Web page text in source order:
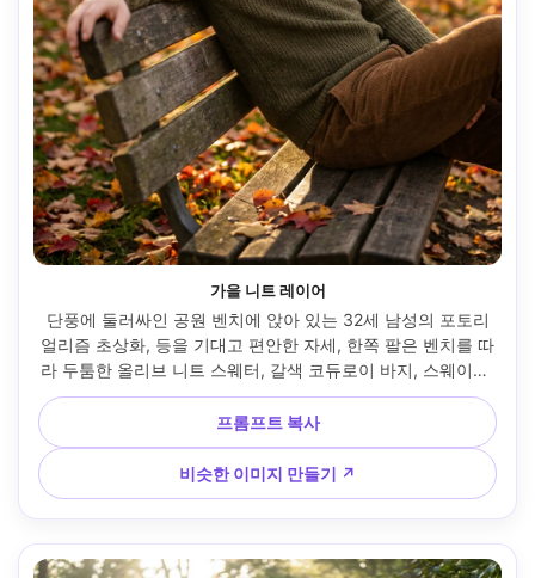
가을 니트 레이어
단풍에 둘러싸인 공원 벤치에 앉아 있는 32세 남성의 포토리
얼리즘 초상화, 등을 기대고 편안한 자세, 한쪽 팔은 벤치를 따
라 두툼한 올리브 니트 스웨터, 갈색 코듀로이 바지, 스웨이드
부츠, 은은한 그루터기, 따뜻한 미소, 늦은 오후 측면 조명, 후
지필름 GFX100S, 110mm f/2, 얕은 피사계, 가슴 위로 프레임,
풍부한 가을 컬러, 아늑하고 접지 있는 분위기, 사실적인 피부
와 원단 질감, 자연스러운 그림자, 고해상도, 날카로운 눈, 따뜻
한 영화 등급 --ar 4:5
프롬프트 복사
비슷한 이미지 만들기 ↗